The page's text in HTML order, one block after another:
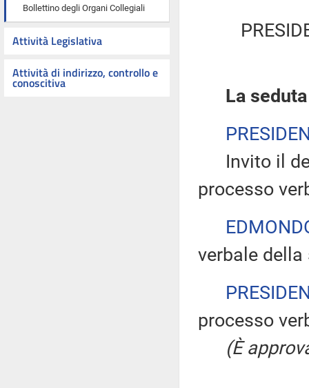
Bollettino degli Organi Collegiali
Attività Legislativa
Attività di indirizzo, controllo e
conoscitiva
La
Invito il
processo
verbale
processo
(È